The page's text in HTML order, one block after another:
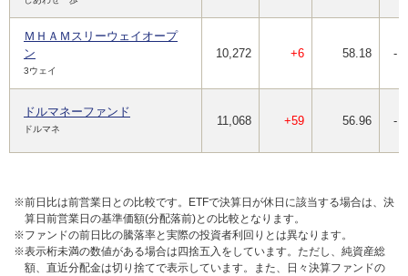
ＭＨＡＭスリーウェイオープ
ン
3ウェイ
10,272 +6 58.18 -
ドルマネーファンド
ドルマネ
11,068 +59 56.96 -
※前日比は前営業日との比較です。ETFで決算日が休日に該当する場合は、決
算日前営業日の基準価額(分配落前)との比較となります。
※ファンドの前日比の騰落率と実際の投資者利回りとは異なります。
※表示桁未満の数値がある場合は四捨五入をしています。ただし、純資産総
額、直近分配金は切り捨てで表示しています。また、日々決算ファンドの